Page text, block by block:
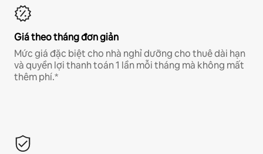
Giá theo tháng đơn giản
Mức giá đặc biệt cho nhà nghỉ dưỡng cho thuê dài hạn
và quyền lợi thanh toán 1 lần mỗi tháng mà không mất
thêm phí.*